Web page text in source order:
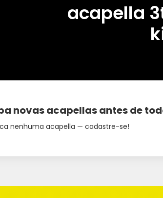
acapella
novas acapellas antes de
nenhuma acapella — cadastre-se!